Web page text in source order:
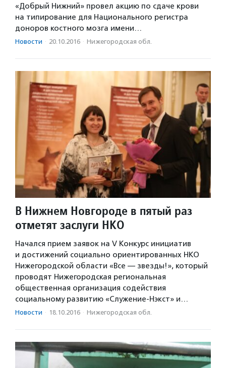
«Добрый Нижний» провел акцию по сдаче крови
на типирование для Национального регистра
доноров костного мозга имени…
Новости · 20.10.2016 · Нижегородская обл.
В Нижнем Новгороде в пятый раз
отметят заслуги НКО
Начался прием заявок на V Конкурс инициатив
и достижений социально ориентированных НКО
Нижегородской области «Все — звезды!», который
проводят Нижегородская региональная
общественная организация содействия
социальному развитию «Служение-Нэкст» и…
Новости · 18.10.2016 · Нижегородская обл.